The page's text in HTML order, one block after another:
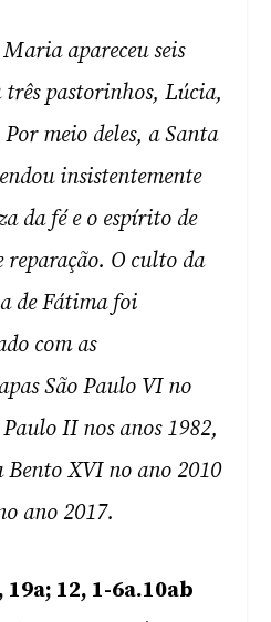
apareceu seis
três pastorinhos, Lúcia,
meio deles, a Santa
insistentemente
da fé e o espírito de
reparação. O culto da
de Fátima foi
com as
São Paulo VI no
II nos anos 1982,
Bento XVI no ano 2010
ano 2017.
12, 1-6a.10ab